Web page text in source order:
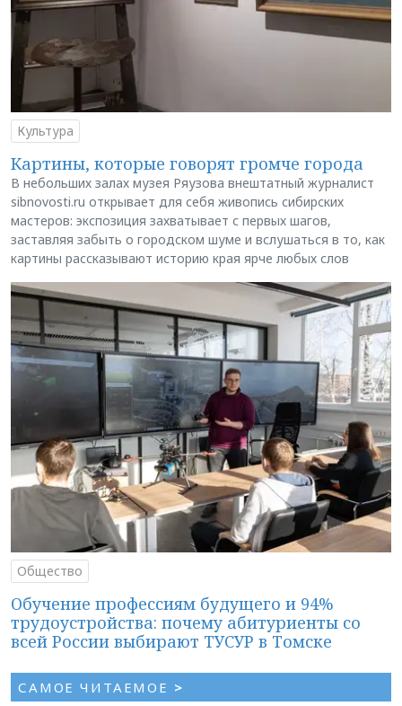
Культура
Картины, которые говорят громче города
В небольших залах музея Ряузова внештатный журналист
sibnovosti.ru открывает для себя живопись сибирских
мастеров: экспозиция захватывает с первых шагов,
заставляя забыть о городском шуме и вслушаться в то, как
картины рассказывают историю края ярче любых слов
Общество
Обучение профессиям будущего и 94%
трудоустройства: почему абитуриенты со
всей России выбирают ТУСУР в Томске
САМОЕ ЧИТАЕМОЕ >